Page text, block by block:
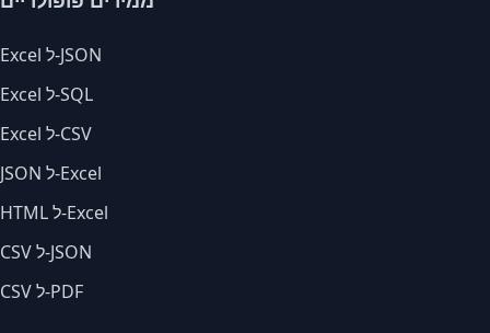
Excel ל-JSON
Excel ל-SQL
Excel ל-CSV
JSON ל-Excel
HTML ל-Excel
CSV ל-JSON
CSV ל-PDF